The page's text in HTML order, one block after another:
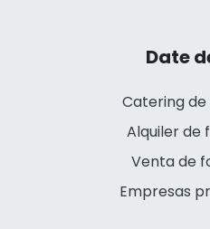
Date
Catering
Alquiler de
Venta de
Empresas